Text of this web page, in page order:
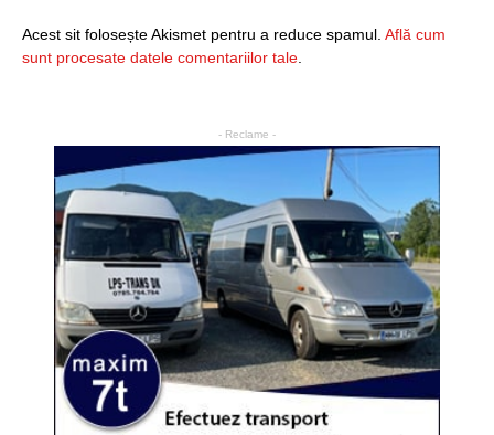
Acest sit folosește Akismet pentru a reduce spamul. Află cum
sunt procesate datele comentariilor tale
- Reclame -